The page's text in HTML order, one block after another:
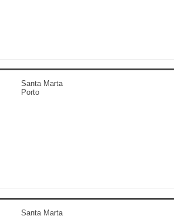
Santa Marta
Porto
Santa Marta